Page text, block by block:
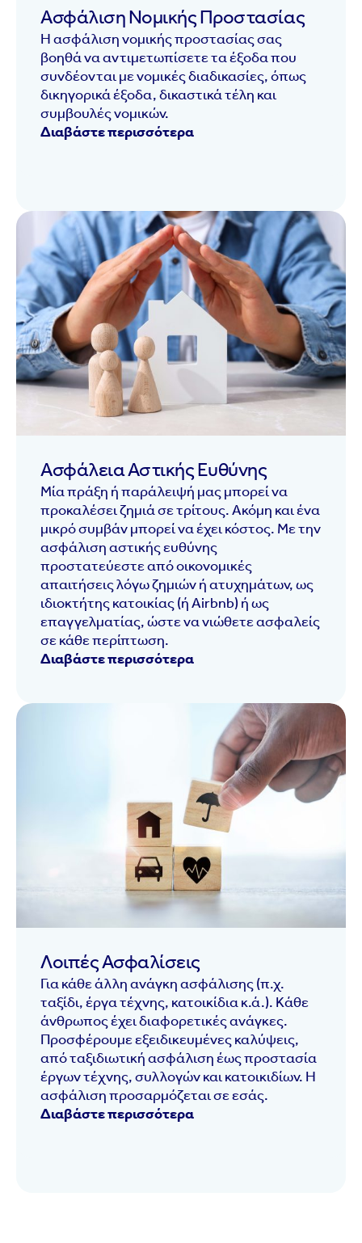
Ασφάλιση Νομικής Προστασίας
Η ασφάλιση νομικής προστασίας σας
βοηθά να αντιμετωπίσετε τα έξοδα που
συνδέονται με νομικές διαδικασίες, όπως
δικηγορικά έξοδα, δικαστικά τέλη και
συμβουλές νομικών.
Διαβάστε περισσότερα
Ασφάλεια Αστικής Ευθύνης
Μία πράξη ή παράλειψή μας μπορεί να
προκαλέσει ζημιά σε τρίτους. Ακόμη και ένα
μικρό συμβάν μπορεί να έχει κόστος. Με την
ασφάλιση αστικής ευθύνης
προστατεύεστε από οικονομικές
απαιτήσεις λόγω ζημιών ή ατυχημάτων, ως
ιδιοκτήτης κατοικίας (ή Airbnb) ή ως
επαγγελματίας, ώστε να νιώθετε ασφαλείς
σε κάθε περίπτωση.
Διαβάστε περισσότερα
Λοιπές Ασφαλίσεις
Για κάθε άλλη ανάγκη ασφάλισης (π.χ.
ταξίδι, έργα τέχνης, κατοικίδια κ.ά.). Κάθε
άνθρωπος έχει διαφορετικές ανάγκες.
Προσφέρουμε εξειδικευμένες καλύψεις,
από ταξιδιωτική ασφάλιση έως προστασία
έργων τέχνης, συλλογών και κατοικιδίων. Η
ασφάλιση προσαρμόζεται σε εσάς.
Διαβάστε περισσότερα